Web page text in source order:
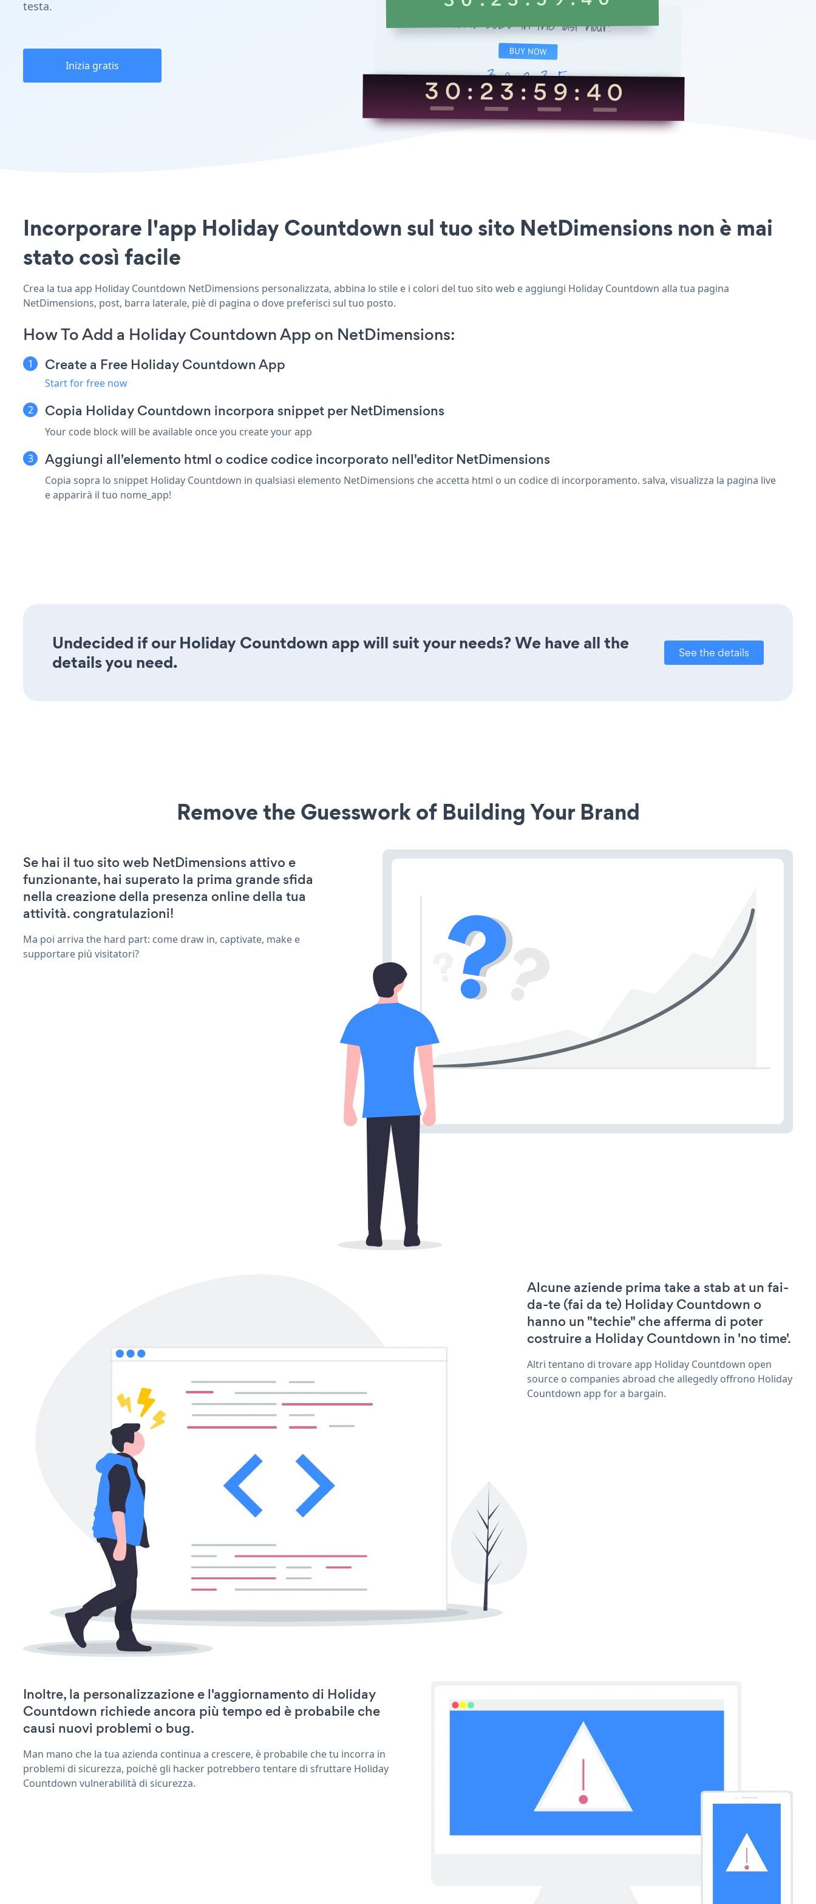
testa.
Inizia gratis
Incorporare l'app Holiday Countdown sul tuo sito NetDimensions non è mai
stato così facile
Crea la tua app Holiday Countdown NetDimensions personalizzata, abbina lo stile e i colori del tuo sito web e aggiungi Holiday Countdown alla tua pagina
NetDimensions, post, barra laterale, piè di pagina o dove preferisci sul tuo posto.
How To Add a Holiday Countdown App on NetDimensions:
Create a Free Holiday Countdown App
Start for free now
Copia Holiday Countdown incorpora snippet per NetDimensions
Your code block will be available once you create your app
Aggiungi all'elemento html o codice codice incorporato nell'editor NetDimensions
Copia sopra lo snippet Holiday Countdown in qualsiasi elemento NetDimensions che accetta html o un codice di incorporamento. salva, visualizza la pagina live
e apparirà il tuo nome_app!
Undecided if our Holiday Countdown app will suit your needs? We have all the
details you need.
See the details
Remove the Guesswork of Building Your Brand
Se hai il tuo sito web NetDimensions attivo e
funzionante, hai superato la prima grande sfida
nella creazione della presenza online della tua
attività. congratulazioni!
Ma poi arriva the hard part: come draw in, captivate, make e
supportare più visitatori?
Alcune aziende prima take a stab at un fai-
da-te (fai da te) Holiday Countdown o
hanno un "techie" che afferma di poter
costruire a Holiday Countdown in 'no time'.
Altri tentano di trovare app Holiday Countdown open
source o companies abroad che allegedly offrono Holiday
Countdown app for a bargain.
Inoltre, la personalizzazione e l'aggiornamento di Holiday
Countdown richiede ancora più tempo ed è probabile che
causi nuovi problemi o bug.
Man mano che la tua azienda continua a crescere, è probabile che tu incorra in
problemi di sicurezza, poiché gli hacker potrebbero tentare di sfruttare Holiday
Countdown vulnerabilità di sicurezza.